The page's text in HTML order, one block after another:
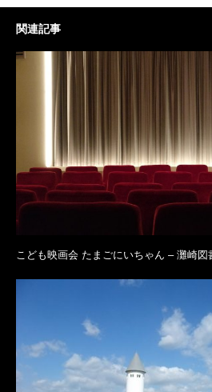
関連記事
こども映画会 たまごにいちゃん – 灘崎図